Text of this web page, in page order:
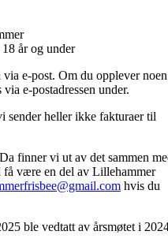
år og under
e-post. Om du opplever noen
e-postadressen under.
sender heller ikke fakturaer til
finner vi ut av det sammen
være en del av Lillehammer
hvis du
ble vedtatt av årsmøtet i